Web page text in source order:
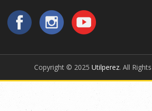
Copyright © 2025 Utilperez. All